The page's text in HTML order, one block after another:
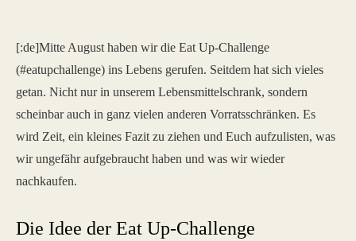
[:de]Mitte August haben wir die Eat Up-Challenge
(#eatupchallenge) ins Lebens gerufen. Seitdem hat sich vieles
getan. Nicht nur in unserem Lebensmittelschrank, sondern
scheinbar auch in ganz vielen anderen Vorratsschränken. Es
wird Zeit, ein kleines Fazit zu ziehen und Euch aufzulisten, was
wir ungefähr aufgebraucht haben und was wir wieder
nachkaufen.
Die Idee der Eat Up-Challenge